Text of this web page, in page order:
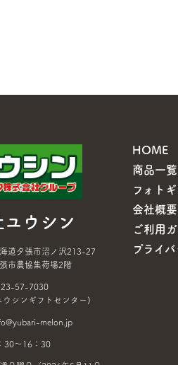
ウシン
道夕張市沼ノ沢213-27
市農協集荷場2階
57-7030
ウシンギフトセンター)
melon.jp
30～16：30
HOME
商品一覧
フォト
会社概要
ご利用
プライ